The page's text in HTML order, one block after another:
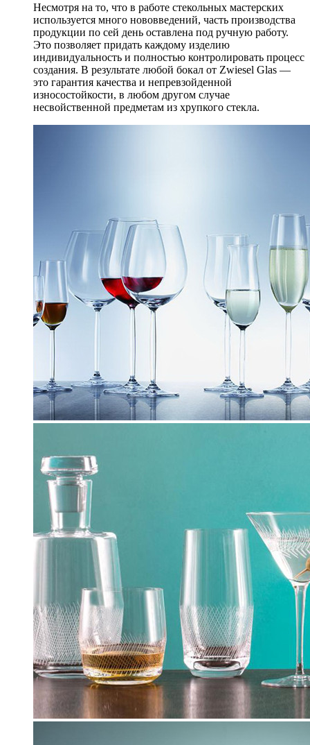
Несмотря на то, что в работе стекольных мастерских
используется много нововведений, часть производства
продукции по сей день оставлена под ручную работу.
Это позволяет придать каждому изделию
индивидуальность и полностью контролировать процесс
создания. В результате любой бокал от Zwiesel Glas —
это гарантия качества и непревзойденной
износостойкости, в любом другом случае
несвойственной предметам из хрупкого стекла.